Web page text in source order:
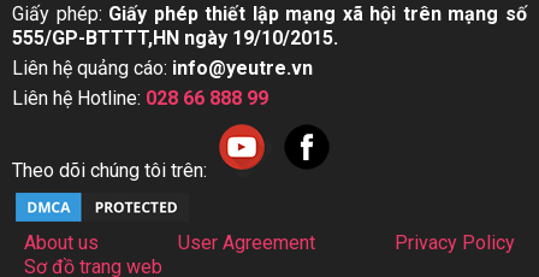
Giấy phép: Giấy phép thiết lập mạng xã hội trên mạng số
555/GP-BTTTT,HN ngày 19/10/2015.
Liên hệ quảng cáo: info@yeutre.vn
Liên hệ Hotline: 028 66 888 99
Theo dõi chúng tôi trên:
About us User Agreement
Privacy Policy
Sơ đồ trang web